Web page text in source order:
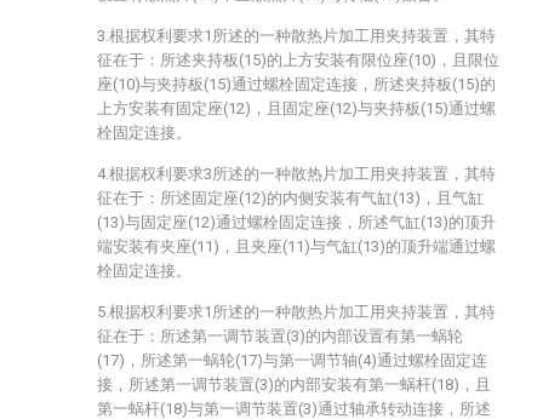
3.根据权利要求1所述的一种散热片加工用夹持装置，其特
征在于：所述夹持板(15)的上方安装有限位座(10)，且限位
座(10)与夹持板(15)通过螺栓固定连接，所述夹持板(15)的
上方安装有固定座(12)，且固定座(12)与夹持板(15)通过螺
栓固定连接。
4.根据权利要求3所述的一种散热片加工用夹持装置，其特
征在于：所述固定座(12)的内侧安装有气缸(13)，且气缸
(13)与固定座(12)通过螺栓固定连接，所述气缸(13)的顶升
端安装有夹座(11)，且夹座(11)与气缸(13)的顶升端通过螺
栓固定连接。
5.根据权利要求1所述的一种散热片加工用夹持装置，其特
征在于：所述第一调节装置(3)的内部设置有第一蜗轮
(17)，所述第一蜗轮(17)与第一调节轴(4)通过螺栓固定连
接，所述第一调节装置(3)的内部安装有第一蜗杆(18)，且
第一蜗杆(18)与第一调节装置(3)通过轴承转动连接，所述